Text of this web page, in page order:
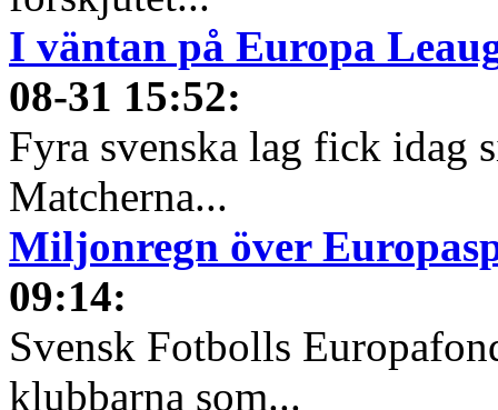
I väntan på Europa
08-31 15:52:
Fyra svenska lag fick idag
Matcherna...
Miljonregn över
09:14:
Svensk Fotbolls
klubbarna som...